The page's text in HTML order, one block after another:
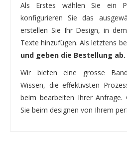
Als Erstes wählen Sie ein
konfigurieren Sie das
erstellen Sie Ihr Design, in
Texte hinzufügen. Als letztens
und geben die Bestellung
Wir bieten eine grosse
Wissen, die effektivsten
beim bearbeiten Ihrer Anfrage.
Sie beim designen von Ihrem